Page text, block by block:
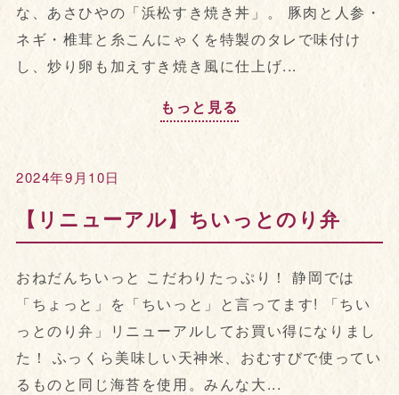
な、あさひやの「浜松すき焼き丼」。 豚肉と人参・
ネギ・椎茸と糸こんにゃくを特製のタレで味付け
し、炒り卵も加えすき焼き風に仕上げ...
もっと見る
2024年9月10日
【リニューアル】ちいっとのり弁
おねだんちいっと こだわりたっぷり！ 静岡では
「ちょっと」を「ちいっと」と言ってます! 「ちい
っとのり弁」リニューアルしてお買い得になりまし
た！ ふっくら美味しい天神米、おむすびで使ってい
るものと同じ海苔を使用。みんな大...